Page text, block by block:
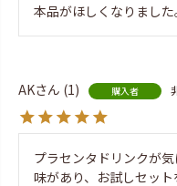
本品がほしくなりました
AK 1 購入者
プラセンタドリンクが
味があり、お試しセッ